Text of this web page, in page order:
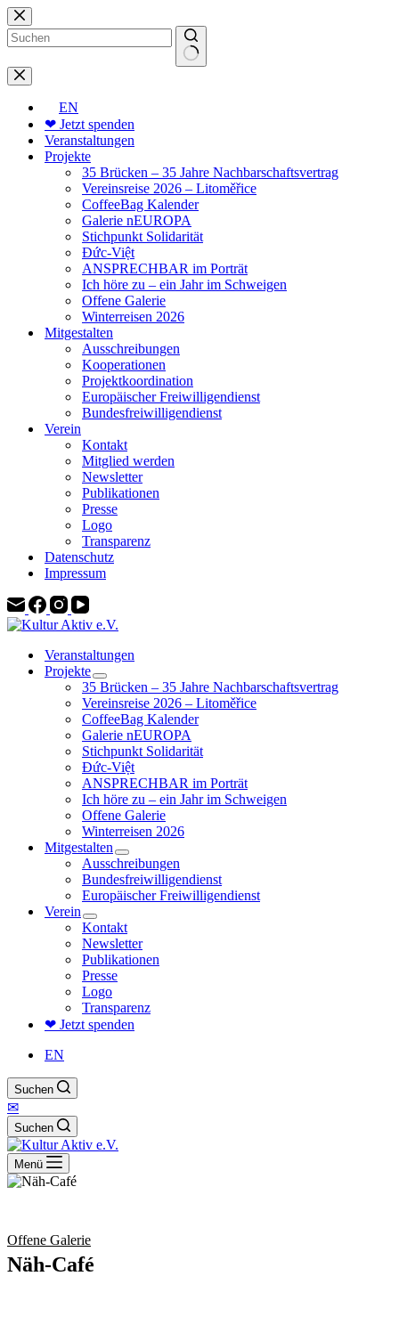
Zum
Inhalt
springen
Keine
Ergebnisse
EN
❤ Jetzt spenden
Veranstaltungen
Projekte
35 Brücken – 35 Jahre Nachbarschaftsvertrag
Vereinsreise 2026 – Litoměřice
CoffeeBag Kalender
Galerie nEUROPA
Stichpunkt Solidarität
Đức-Việt
ANSPRECHBAR im Porträt
Ich höre zu – ein Jahr im Schweigen
Offene Galerie
Winterreisen 2026
Mitgestalten
Ausschreibungen
Kooperationen
Projektkoordination
Europäischer Freiwilligendienst
Bundesfreiwilligendienst
Verein
Kontakt
Mitglied werden
Newsletter
Publikationen
Presse
Logo
Transparenz
Datenschutz
Impressum
Veranstaltungen
Projekte
35 Brücken – 35 Jahre Nachbarschaftsvertrag
Vereinsreise 2026 – Litoměřice
CoffeeBag Kalender
Galerie nEUROPA
Stichpunkt Solidarität
Đức-Việt
ANSPRECHBAR im Porträt
Ich höre zu – ein Jahr im Schweigen
Offene Galerie
Winterreisen 2026
Mitgestalten
Ausschreibungen
Bundesfreiwilligendienst
Europäischer Freiwilligendienst
Verein
Kontakt
Newsletter
Publikationen
Presse
Logo
Transparenz
❤ Jetzt spenden
EN
Suchen
✉
Suchen
Menü
Offene Galerie
Näh-Café